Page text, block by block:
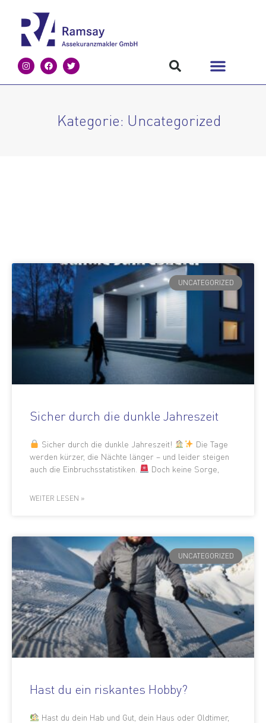
Kategorie: Uncategorized
UNCATEGORIZED
Sicher durch die dunkle Jahreszeit
Sicher durch die dunkle Jahreszeit!
Die Tage
werden kürzer, die Nächte länger – und leider steigen
auch die Einbruchsstatistiken.
Doch keine Sorge,
WEITER LESEN »
UNCATEGORIZED
Hast du ein riskantes Hobby?
Hast du dein Hab und Gut, dein Haus oder Oldtimer,